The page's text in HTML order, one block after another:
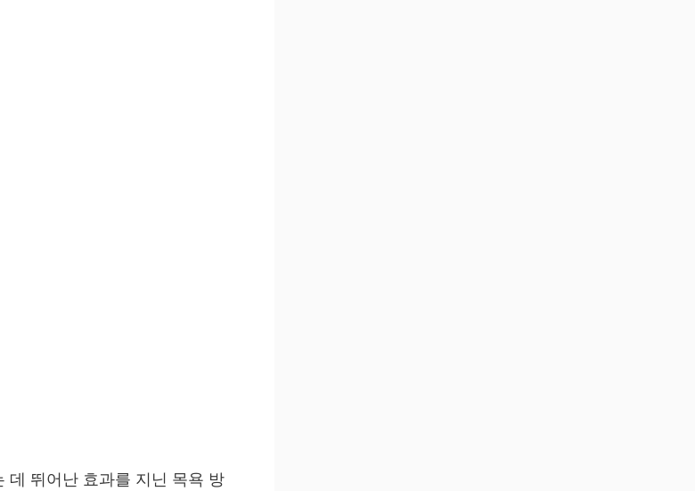
데 뛰어난 효과를 지닌 목욕 방